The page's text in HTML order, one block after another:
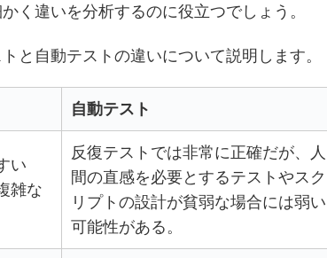
く違いを分析するのに役立つでしょう。
と自動テストの違いについて説明します。
自動テスト
い
雑な
反復テストでは非常に正確だが、人
間の直感を必要とするテストやスク
リプトの設計が貧弱な場合には弱い
可能性がある。